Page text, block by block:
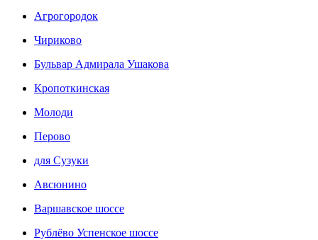
Агрогородок
Чириково
Бульвар Адмирала Ушакова
Кропоткинская
Молоди
Перово
для Сузуки
Авсюнино
Варшавское шоссе
Рублёво Успенское шоссе